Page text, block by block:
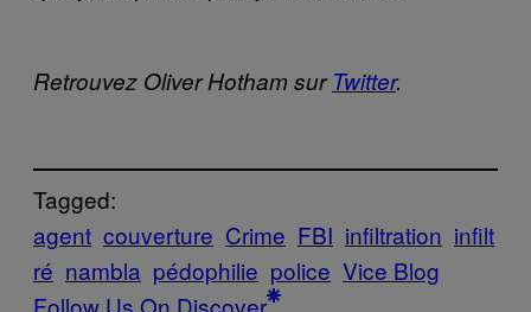
Retrouvez Oliver Hotham surTwitter.
Tagged:
agent couverture Crime FBI infiltration infilt
ré nambla pédophilie police Vice Blog